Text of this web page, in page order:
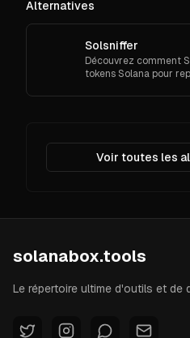
Alternatives
Solsniffer
Découvrez comment
tokens Solana pour
fréquentes.
Voir toutes les
solanabox.tools
Le répertoire ultime d'outils et de